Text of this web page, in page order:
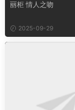
丽柜 情人之吻
2025-09-29